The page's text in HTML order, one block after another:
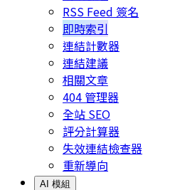
RSS Feed 簽名
即時索引
連結計數器
連結建議
相關文章
404 管理器
全站 SEO
評分計算器
失效連結檢查器
重新導向
AI 模組